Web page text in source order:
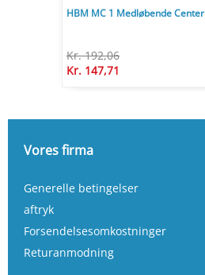
HBM MC 1 Medløbende Center
Kr. 192,06
Kr. 147,71
Vores firma
Generelle betingelser
aftryk
Forsendelsesomkostninger
Returanmodning